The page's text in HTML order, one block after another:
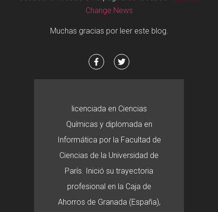
Change News
Muchas gracias por leer este blog.
licenciada en Ciencias
Químicas y diplomada en
Informática por la Facultad de
Ciencias de la Universidad de
París. Inició su trayectoria
profesional en la Caja de
Ahorros de Granada (España),